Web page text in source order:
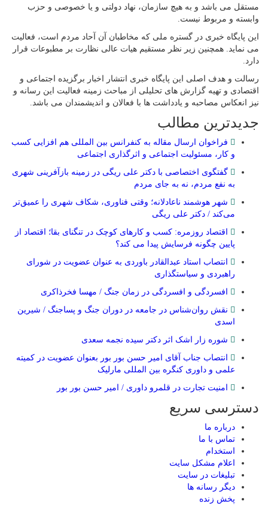
مستقل می باشد و به هیچ سازمان، نهاد دولتی و یا خصوصی و حزب
وابسته و مربوط نیست.
این پایگاه خبری در گستره ملی که مخاطبان آن آحاد مردم است، فعالیت
می نماید. همچنین زیر نظر مستقیم هیات عالی نظارت بر مطبوعات قرار
دارد.
رسالت و هدف اصلی این پایگاه خبری انتشار اخبار برگزیده اجتماعی و
اقتصادی و تهیه گزارش های تحلیلی از مباحث زمینه فعالیت این رسانه و
نیز انعکاس مصاحبه و یادداشت ها با فعالان و اندیشمندان می باشد.
جدیدترین مطالب
فراخوان ارسال مقاله به کنفرانس بین المللی هم افزایی کسب
و کار، مسئولیت اجتماعی و اثرگذاری اجتماعی
گفتگوی اختصاصی با دکتر علی ریگی در زمینه بازآفرینی شهری
به نفع مردم، نه به جای مردم
شهر هوشمند ناعادلانه؛ وقتی فناوری، شکاف شهری را عمیق‌تر
می‌کند / دکتر علی ریگی
اقتصاد روزمره: کسب‌ و کارهای کوچک در تنگنای بقا؛ اقتصاد از
پایین چگونه فرسایش پیدا می کند؟
انتصاب استاد عبدالقادر باوردی به عنوان عضویت در شورای
راهبردی و سیاستگذاری
افسردگی و افسردگی در زمان جنگ / مهسا فخرذاکری
نقش روان‌شناس در جامعه در دوران جنگ و پساجنگ / شیرین
اسدی
شوره زار اشک اثر دکتر سیده نجمه سعدی
انتصاب جناب آقای امیر حسن بور بور بعنوان عضویت در کمیته
علمی و داوری کنگره بین المللی مارلیک
امنیت تجارت در قلمرو داوری / امیر حسن بور بور
دسترسی سریع
درباره ما
تماس با ما
استخدام
اعلام مشکل سایت
تبلیغات در سایت
ديگر رسانه ها
پخش زنده